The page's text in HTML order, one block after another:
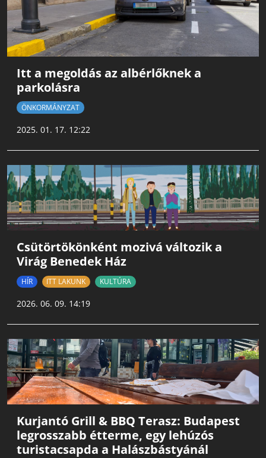
Itt a megoldás az albérlőknek a
parkolásra
ÖNKORMÁNYZAT
2025. 01. 17. 12:22
Csütörtökönként mozivá változik a
Virág Benedek Ház
HÍR ITT LAKUNK KULTÚRA
2026. 06. 09. 14:19
Kurjantó Grill & BBQ Terasz: Budapest
legrosszabb étterme, egy lehúzós
turistacsapda a Halászbástyánál